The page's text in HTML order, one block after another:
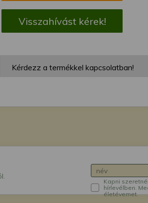
Visszahívást kérek!
Kérdezz a termékkel kapcsolatban!
Kapni
hírlevélben.
életévemet.